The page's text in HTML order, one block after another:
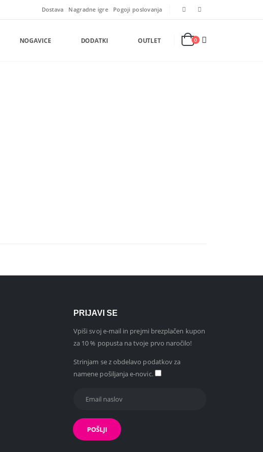
Dostava Nagradne igre Pogoji poslovanja
NOGAVICE DODATKI OUTLET 0
PRIJAVI SE
Vpiši svoj e-mail in prejmi brezplačen kupon
za 10 % popusta na tvoje prvo naročilo!
Strinjam se z obdelavo podatkov za
namene pošiljanja e-novic.